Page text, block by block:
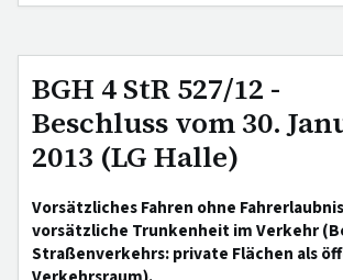
BGH 4 StR 527/12 -
Beschluss vom 30.
2013 (LG Halle)
Vorsätzliches Fahren ohne
vorsätzliche Trunkenheit im Verkehr
Straßenverkehrs: private Flächen als